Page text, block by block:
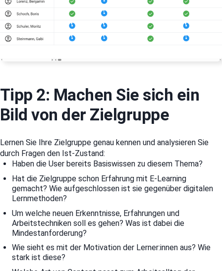
Tipp 2: Machen Sie sich ein
Bild von der Zielgruppe
Lernen Sie Ihre Zielgruppe genau kennen und analysieren Sie
durch Fragen den Ist-Zustand:
Haben die User bereits Basiswissen zu diesem Thema?
Hat die Zielgruppe schon Erfahrung mit E-Learning
gemacht? Wie aufgeschlossen ist sie gegenüber digitalen
Lernmethoden?
Um welche neuen Erkenntnisse, Erfahrungen und
Arbeitstechniken soll es gehen? Was ist dabei die
Mindestanforderung?
Wie sieht es mit der Motivation der Lerner:innen aus? Wie
stark ist diese?